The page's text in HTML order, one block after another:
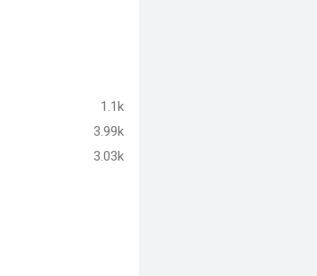
1.1k
3.99k
3.03k